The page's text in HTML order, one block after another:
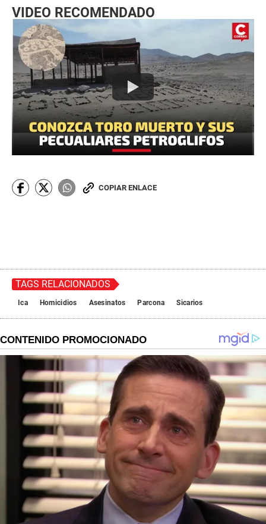
VIDEO RECOMENDADO
COPIAR ENLACE
TAGS RELACIONADOS
Ica Homicidios Asesinatos Parcona Sicarios